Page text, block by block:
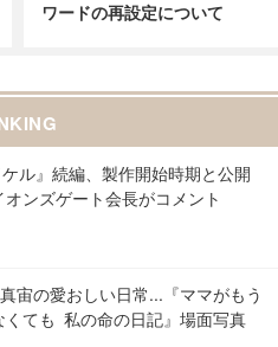
ワードの再設定について
ケル』続編、製作開始時期と公開
オンズゲート会長がコメント
宙の愛おしい日常...『ママがもう
くても 私の命の日記』場面写真